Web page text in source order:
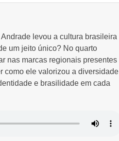
levou a cultura brasileira
um jeito único? No quarto
nas marcas regionais presentes
como ele valorizou a diversidade
e brasilidade em cada